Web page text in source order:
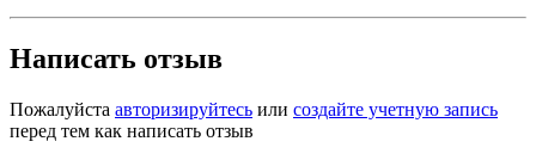
Написать отзыв
Пожалуйста авторизируйтесь или создайте учетную запись
перед тем как написать отзыв